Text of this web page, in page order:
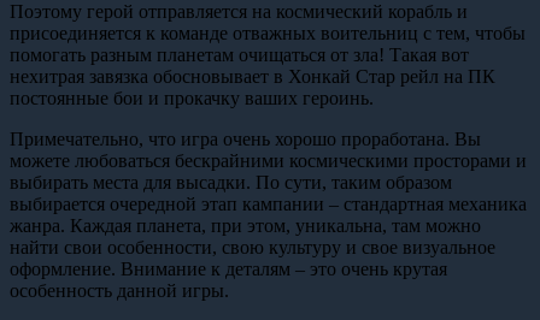
Поэтому герой отправляется на космический корабль и
присоединяется к команде отважных воительниц с тем, чтобы
помогать разным планетам очищаться от зла! Такая вот
нехитрая завязка обосновывает в Хонкай Стар рейл на ПК
постоянные бои и прокачку ваших героинь.
Примечательно, что игра очень хорошо проработана. Вы
можете любоваться бескрайними космическими просторами и
выбирать места для высадки. По сути, таким образом
выбирается очередной этап кампании – стандартная механика
жанра. Каждая планета, при этом, уникальна, там можно
найти свои особенности, свою культуру и свое визуальное
оформление. Внимание к деталям – это очень крутая
особенность данной игры.